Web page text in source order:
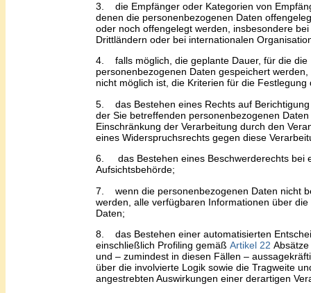
3. die Empfänger oder Kategorien von
denen die personenbezogenen Daten
oder noch offengelegt werden, insbesondere
Drittländern oder bei internationalen
4. falls möglich, die geplante Dauer, für die die
personenbezogenen Daten gespeichert werden,
nicht möglich ist, die Kriterien für die Festlegung
5. das Bestehen eines Rechts auf
der Sie betreffenden personenbezogenen
Einschränkung der Verarbeitung durch den
eines Widerspruchsrechts gegen diese
6. das Bestehen eines Beschwerderechts bei
Aufsichtsbehörde;
7. wenn die personenbezogenen Daten nicht
werden, alle verfügbaren Informationen über
Daten;
8. das Bestehen einer automatisierten
einschließlich Profiling gemäß Artikel 22
und – zumindest in diesen Fällen –
über die involvierte Logik sowie die Tragweite
angestrebten Auswirkungen einer derartigen